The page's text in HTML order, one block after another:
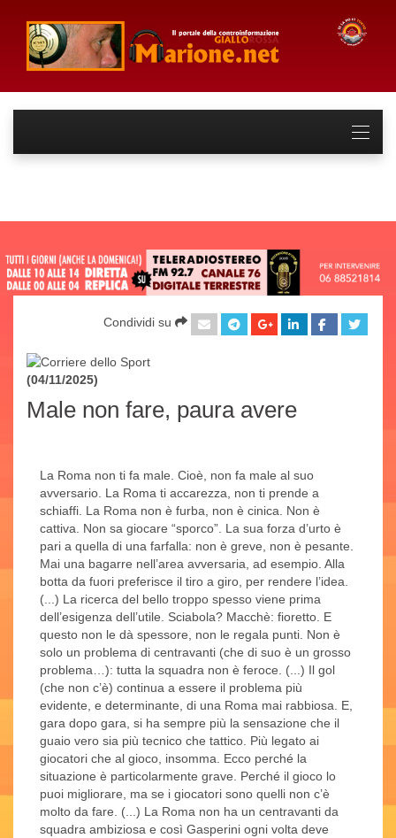
Condividi su
(04/11/2025)
Male non fare, paura avere
La Roma non ti fa male. Cioè, non fa male al suo
avversario. La Roma ti accarezza, non ti prende a
schiaffi. La Roma non è furba, non è cinica. Non è
cattiva. Non sa giocare “sporco”. La sua forza d’urto è
pari a quella di una farfalla: non è greve, non è pesante.
Mai una bagarre nell’area avversaria, ad esempio. Alla
botta da fuori preferisce il tiro a giro, per rendere l’idea.
(...) La ricerca del bello troppo spesso viene prima
dell’esigenza dell’utile. Sciabola? Macchè: fioretto. E
questo non le dà spessore, non le regala punti. Non è
solo un problema di centravanti (che di suo è un grosso
problema…): tutta la squadra non è feroce. (...) Il gol
(che non c’è) continua a essere il problema più
evidente, e determinante, di una Roma mai rabbiosa. E,
gara dopo gara, si ha sempre più la sensazione che il
guaio vero sia più tecnico che tattico. Più legato ai
giocatori che al gioco, insomma. Ecco perché la
situazione è particolarmente grave. Perché il gioco lo
puoi migliorare, ma se i giocatori sono quelli non c’è
molto da fare. (...) La Roma non ha un centravanti da
squadra ambiziosa e così Gasperini ogni volta deve